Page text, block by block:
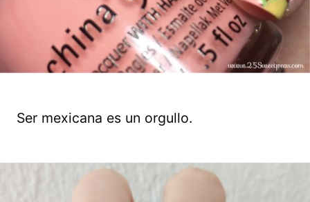
Ser mexicana es un orgullo.